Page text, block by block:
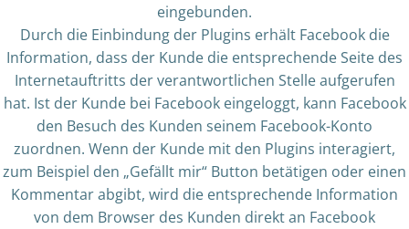
eingebunden.
Durch die Einbindung der Plugins erhält Facebook die
Information, dass der Kunde die entsprechende Seite des
Internetauftritts der verantwortlichen Stelle aufgerufen
hat. Ist der Kunde bei Facebook eingeloggt, kann Facebook
den Besuch des Kunden seinem Facebook-Konto
zuordnen. Wenn der Kunde mit den Plugins interagiert,
zum Beispiel den „Gefällt mir“ Button betätigen oder einen
Kommentar abgibt, wird die entsprechende Information
von dem Browser des Kunden direkt an Facebook